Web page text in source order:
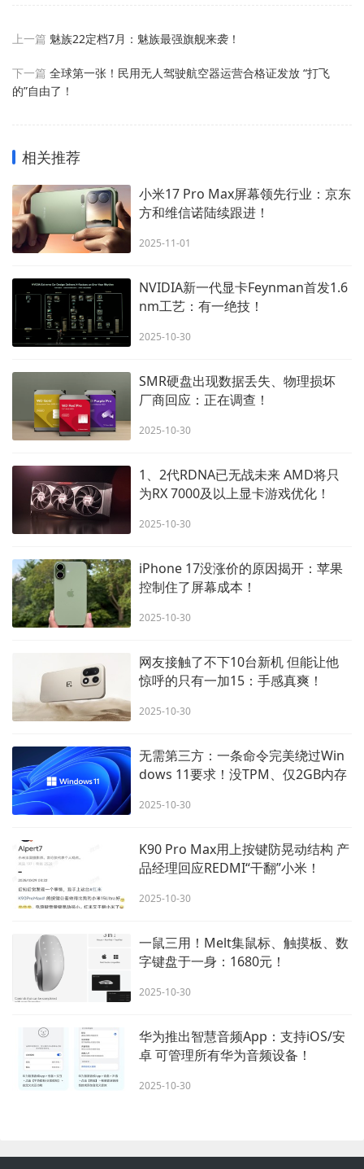
上一篇 魅族22定档7月：魅族最强旗舰来袭！
下一篇 全球第一张！民用无人驾驶航空器运营合格证发放 “打飞
的”自由了！
相关推荐
小米17 Pro Max屏幕领先行业：京东
方和维信诺陆续跟进！
2025-11-01
NVIDIA新一代显卡Feynman首发1.6
nm工艺：有一绝技！
2025-10-30
SMR硬盘出现数据丢失、物理损坏
厂商回应：正在调查！
2025-10-30
1、2代RDNA已无战未来 AMD将只
为RX 7000及以上显卡游戏优化！
2025-10-30
iPhone 17没涨价的原因揭开：苹果
控制住了屏幕成本！
2025-10-30
网友接触了不下10台新机 但能让他
惊呼的只有一加15：手感真爽！
2025-10-30
无需第三方：一条命令完美绕过Win
dows 11要求！没TPM、仅2GB内存
2025-10-30
K90 Pro Max用上按键防晃动结构 产
品经理回应REDMI“干翻”小米！
2025-10-30
一鼠三用！Melt集鼠标、触摸板、数
字键盘于一身：1680元！
2025-10-30
华为推出智慧音频App：支持iOS/安
卓 可管理所有华为音频设备！
2025-10-30